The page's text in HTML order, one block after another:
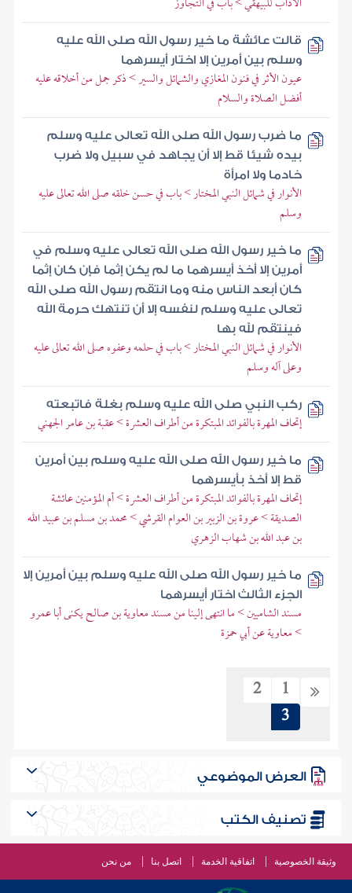
قالت عائشة ما خير رسول الله صلى الله عليه
وسلم بين أمرين إلا اختار أيسرهما
عيون الأثر في فنون المغازي والشمائل والسير > ذكر جمل من أخلاقه عليه
أفضل الصلاة والسلام
ما ضرب رسول الله صلى الله تعالى عليه وسلم
بيده شيئا قط إلا أن يجاهد في سبيل ولا ضرب
خادما ولا امرأة
الأنوار في شمائل النبي المختار > باب في حسن خلقه صلى الله تعالى عليه
وسلم
ما خير رسول الله صلى الله تعالى عليه وسلم في
أمرين إلا أخذ أيسرهما ما لم يكن إثما فإن كان إثما
كان أبعد الناس منه وما انتقم رسول الله صلى الله
تعالى عليه وسلم لنفسه إلا أن تنتهك حرمة الله
فينتقم لله بها
الأنوار في شمائل النبي المختار > باب في حلمه وعفوه صلى الله تعالى عليه
وعلى آله وسلم
ركب النبي صلى الله عليه وسلم بغلة فاتبعته
إتحاف المهرة بالفوائد المبتكرة من أطراف العشرة > عقبة بن عامر الجهني
ما خير رسول الله صلى الله عليه وسلم بين أمرين
قط إلا أخذ بأيسرهما
إتحاف المهرة بالفوائد المبتكرة من أطراف العشرة > أم المؤمنين عائشة
الصديقة > عروة بن الزبير بن العوام القرشي > محمد بن مسلم بن عبيد الله
بن عبد الله بن شهاب الزهري
ما خير رسول الله صلى الله عليه وسلم بين أمرين إلا
الجزء الثالث اختار أيسرهما
مسند الشاميين > ما انتهى إلينا من مسند معاوية بن صالح يكنى أبا عمرو
> معاوية عن أبي حمزة
1
2
3
العرض الموضوعي
تصنيف الكتب
وثيقة الخصوصية اتفاقية الخدمة اتصل بنا من نحن